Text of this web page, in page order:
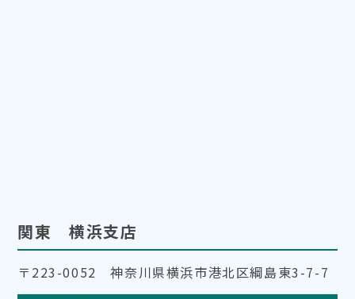
関東 横浜支店
〒223-0052 神奈川県横浜市港北区綱島東3-7-7